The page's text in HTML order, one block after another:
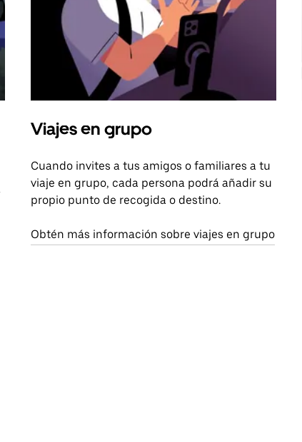
Viajes en grupo
Cuando invites a tus amigos o familiares a tu
viaje en grupo, cada persona podrá añadir su
propio punto de recogida o destino.
Obtén más información sobre viajes en grupo